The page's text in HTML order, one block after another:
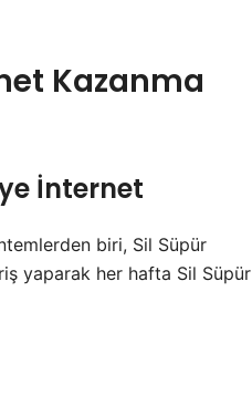
Kazanma
İnternet
biri, Sil Süpür
yaparak her hafta Sil Süpür